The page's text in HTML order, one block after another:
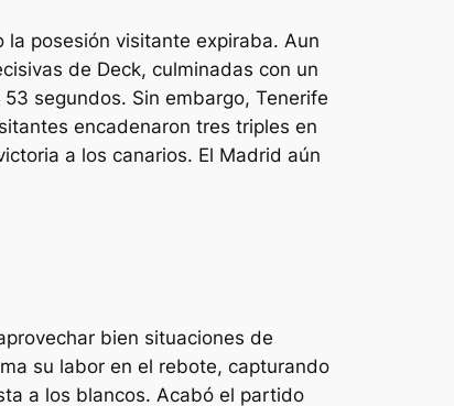
posesión visitante expiraba. Aun
de Deck, culminadas con un
segundos. Sin embargo, Tenerife
encadenaron tres triples en
a los canarios. El Madrid aún
bien situaciones de
su labor en el rebote, capturando
a los blancos. Acabó el partido